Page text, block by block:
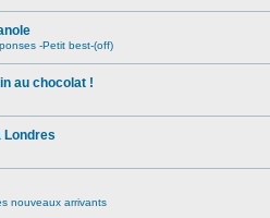
-Petit best-(off)
au chocolat !
Londres
nouveaux arrivants